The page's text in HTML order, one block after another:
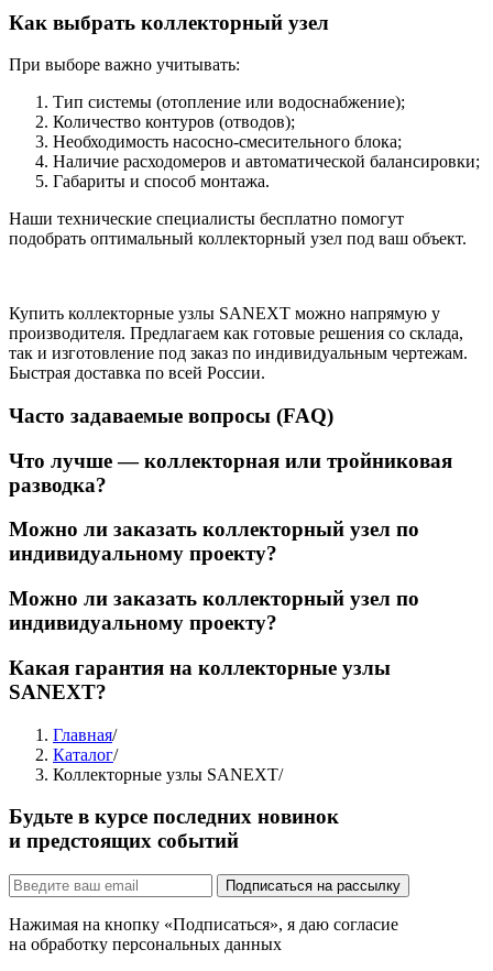
Как выбрать коллекторный узел
При выборе важно учитывать:
Тип системы (отопление или водоснабжение);
Количество контуров (отводов);
Необходимость насосно-смесительного блока;
Наличие расходомеров и автоматической балансировки;
Габариты и способ монтажа.
Наши технические специалисты бесплатно помогут
подобрать оптимальный коллекторный узел под ваш объект.
Купить коллекторные узлы SANEXT можно напрямую у
производителя. Предлагаем как готовые решения со склада,
так и изготовление под заказ по индивидуальным чертежам.
Быстрая доставка по всей России.
Часто задаваемые вопросы (FAQ)
Что лучше — коллекторная или тройниковая
разводка?
Можно ли заказать коллекторный узел по
индивидуальному проекту?
Можно ли заказать коллекторный узел по
индивидуальному проекту?
Какая гарантия на коллекторные узлы
SANEXT?
Главная/
Каталог/
Коллекторные узлы SANEXT/
Будьте в курсе последних новинок
и предстоящих событий
Подписаться на рассылку
Нажимая на кнопку «Подписаться», я даю согласие
на обработку персональных данных